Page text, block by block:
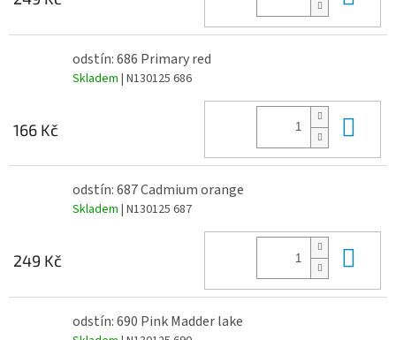
odstín: 686 Primary red
Skladem | N130125 686
166 Kč
odstín: 687 Cadmium orange
Skladem | N130125 687
249 Kč
odstín: 690 Pink Madder lake